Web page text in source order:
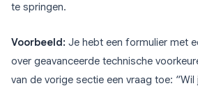
te springen.
Voorbeeld: Je hebt een formulier met
over geavanceerde technische
van de vorige sectie een vraag toe: